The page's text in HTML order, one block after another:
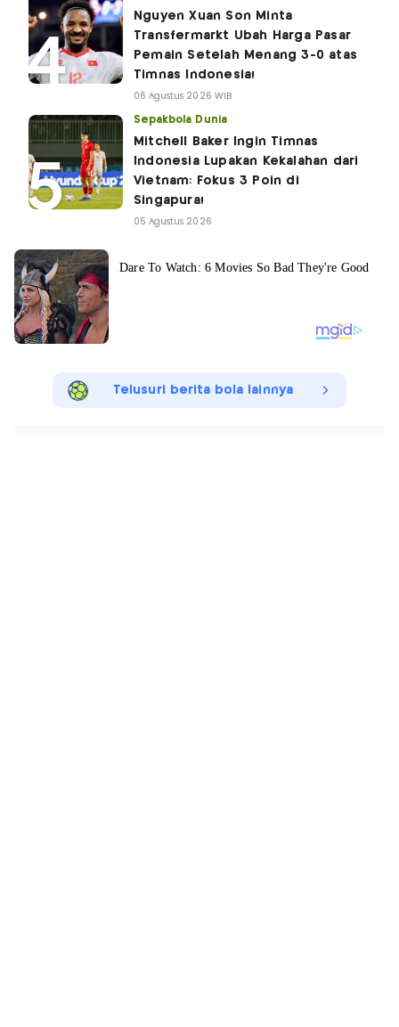
Nguyen Xuan Son Minta
Transfermarkt Ubah Harga Pasar
Pemain Setelah Menang 3-0 atas
Timnas Indonesia!
06 Agustus 2026 WIB
Sepakbola Dunia
Mitchell Baker Ingin Timnas
Indonesia Lupakan Kekalahan dari
Vietnam: Fokus 3 Poin di
Singapura!
05 Agustus 2026
Telusuri berita bola lainnya